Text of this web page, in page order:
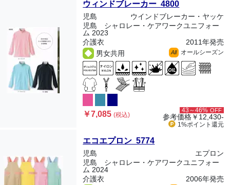
ウィンドブレーカー 4800
児島
ウインドブレーカー・ヤッケ
児島 シャロレー・ケアワークユニフォー
ム 2023
介護衣
2011年発売
男女共用
All オールシーズン
￥7,085(税込)
43～46% OFF
参考価格￥12,430-
1%ポイント 還元
エコエプロン 5774
児島
エプロン
児島 シャロレー・ケアワークユニフォー
ム 2024
介護衣
2006年発売